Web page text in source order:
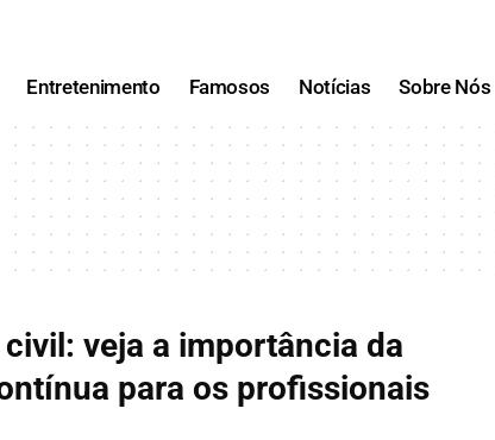
Entretenimento Famosos Notícias Sobre Nós
veja a importância da
para os profissionais